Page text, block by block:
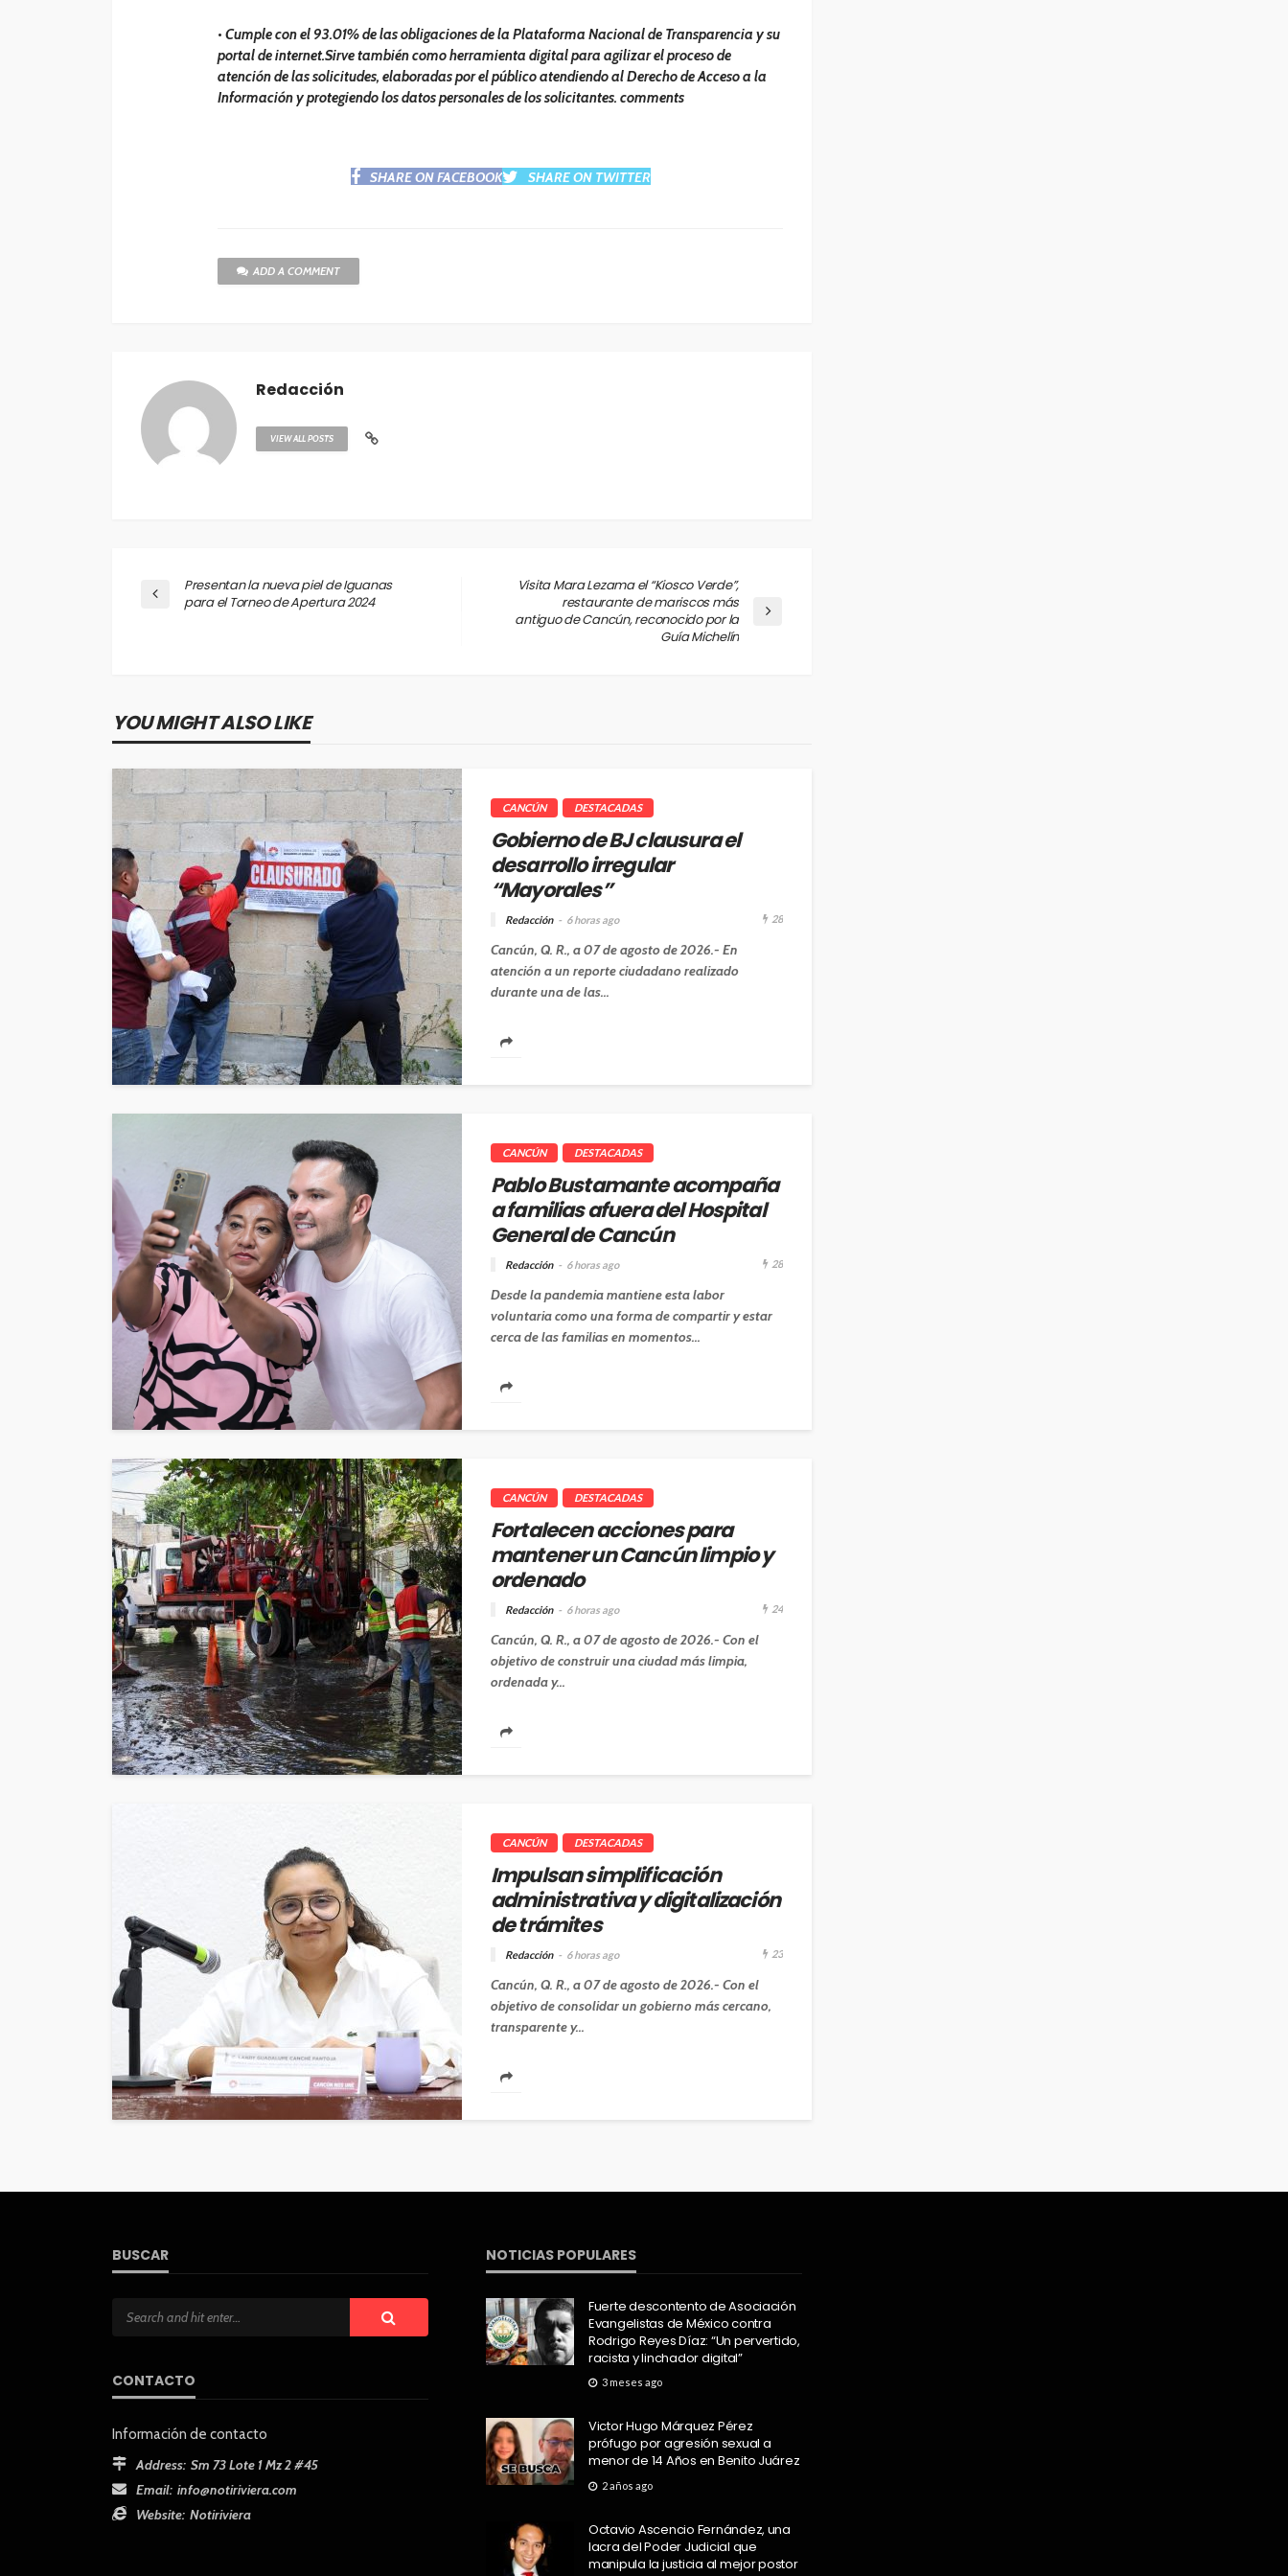
• Cumple con el 93.01% de las obligaciones de la Plataforma Nacional de Transparencia y su
portal de internet.Sirve también como herramienta digital para agilizar el proceso de
atención de las solicitudes, elaboradas por el público atendiendo al Derecho de Acceso a la
Información y protegiendo los datos personales de los solicitantes. comments
SHARE ON FACEBOOK SHARE ON TWITTER
ADD A COMMENT
Redacción
VIEW ALL POSTS
Presentan la nueva piel de Iguanas
para el Torneo de Apertura 2024
Visita Mara Lezama el “Kiosco Verde”,
restaurante de mariscos más
antiguo de Cancún, reconocido por la
Guía Michelín
YOU MIGHT ALSO LIKE
CANCÚN DESTACADAS
Gobierno de BJ clausura el
desarrollo irregular
“Mayorales”
Redacción 6 horas ago 28
Cancún, Q. R., a 07 de agosto de 2026.- En
atención a un reporte ciudadano realizado
durante una de las...
CANCÚN DESTACADAS
Pablo Bustamante acompaña
a familias afuera del Hospital
General de Cancún
Redacción 6 horas ago 28
Desde la pandemia mantiene esta labor
voluntaria como una forma de compartir y estar
cerca de las familias en momentos...
CANCÚN DESTACADAS
Fortalecen acciones para
mantener un Cancún limpio y
ordenado
Redacción 6 horas ago 24
Cancún, Q. R., a 07 de agosto de 2026.- Con el
objetivo de construir una ciudad más limpia,
ordenada y...
CANCÚN DESTACADAS
Impulsan simplificación
administrativa y digitalización
de trámites
Redacción 6 horas ago 23
Cancún, Q. R., a 07 de agosto de 2026.- Con el
objetivo de consolidar un gobierno más cercano,
transparente y...
BUSCAR
CONTACTO
Información de contacto
Address: Sm 73 Lote 1 Mz 2 #45
Email: info@notiriviera.com
Website: Notiriviera
NOTICIAS POPULARES
Fuerte descontento de Asociación
Evangelistas de México contra
Rodrigo Reyes Díaz: “Un pervertido,
racista y linchador digital”
3 meses ago
Victor Hugo Márquez Pérez
prófugo por agresión sexual a
menor de 14 Años en Benito Juárez
2 años ago
Octavio Ascencio Fernández, una
lacra del Poder Judicial que
manipula la justicia al mejor postor